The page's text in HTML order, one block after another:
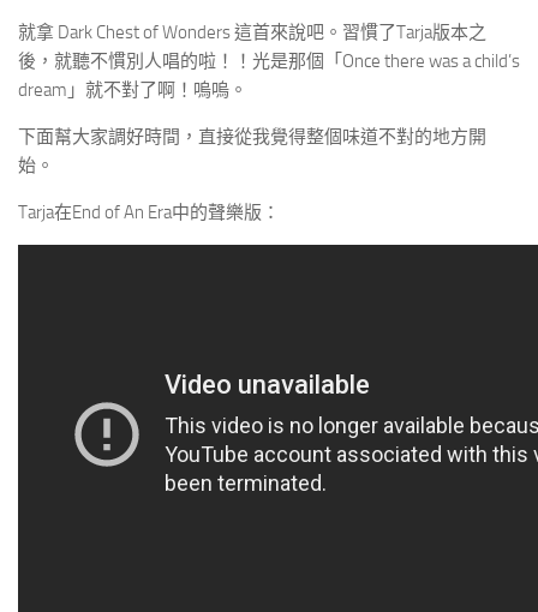
就拿 Dark Chest of Wonders 這首來說吧。習慣了Tarja版本之
後，就聽不慣別人唱的啦！！光是那個「Once there was a child’s
dream」就不對了啊！嗚嗚。
下面幫大家調好時間，直接從我覺得整個味道不對的地方開
始。
Tarja在End of An Era中的聲樂版：